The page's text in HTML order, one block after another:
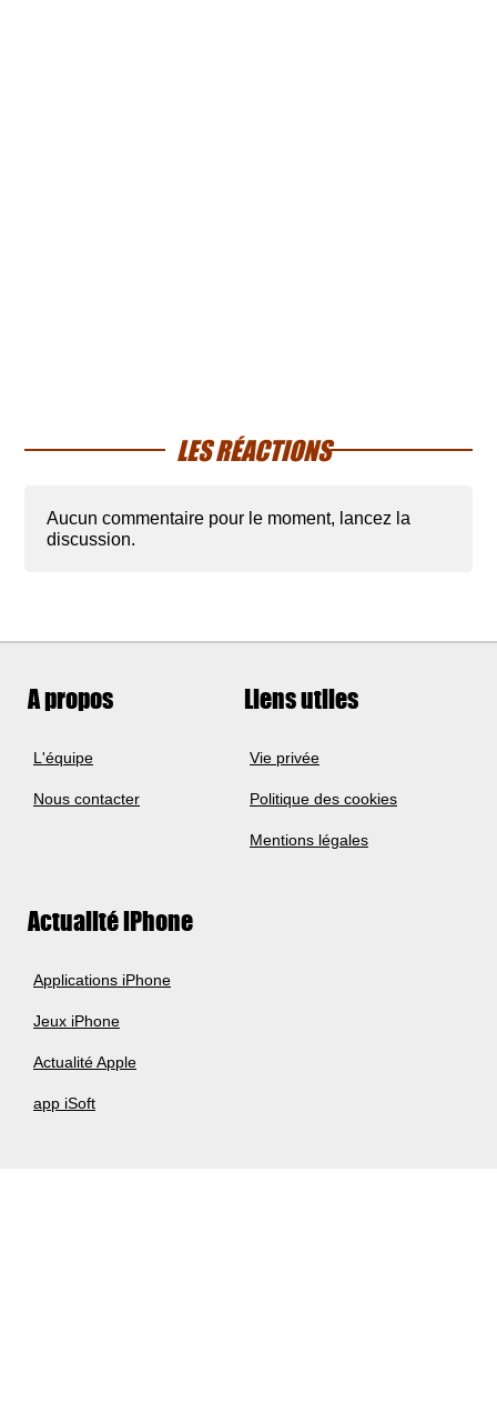
LES RÉACTIONS
Aucun commentaire pour le moment, lancez la
discussion.
A propos
L'équipe
Nous contacter
Liens utiles
Vie privée
Politique des cookies
Mentions légales
Actualité iPhone
Applications iPhone
Jeux iPhone
Actualité Apple
app iSoft